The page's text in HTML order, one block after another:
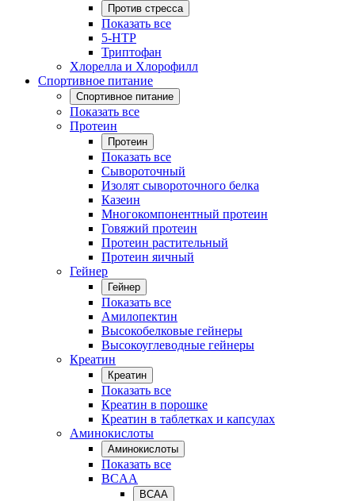
Против стресса
Показать все
5-HTP
Триптофан
Хлорелла и Хлорофилл
Спортивное питание
Спортивное питание
Показать все
Протеин
Протеин
Показать все
Сывороточный
Изолят сывороточного белка
Казеин
Многокомпонентный протеин
Говяжий протеин
Протеин растительный
Протеин яичный
Гейнер
Гейнер
Показать все
Амилопектин
Высокобелковые гейнеры
Высокоуглеводные гейнеры
Креатин
Креатин
Показать все
Креатин в порошке
Креатин в таблетках и капсулах
Аминокислоты
Аминокислоты
Показать все
BCAA
BCAA